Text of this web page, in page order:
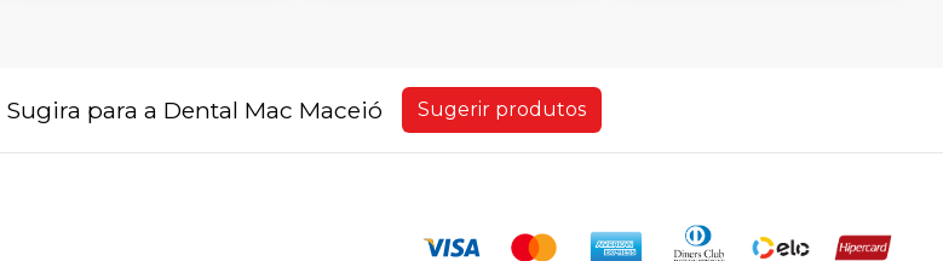
Sugira para a Dental Mac Maceió Sugerir produtos